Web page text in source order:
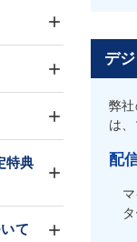
特典
て
デ
弊
は
配